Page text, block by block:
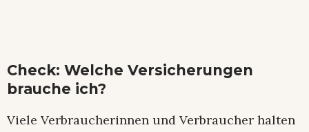
Check: Welche Versicherungen
brauche ich?
Viele Verbraucherinnen und Verbraucher halten